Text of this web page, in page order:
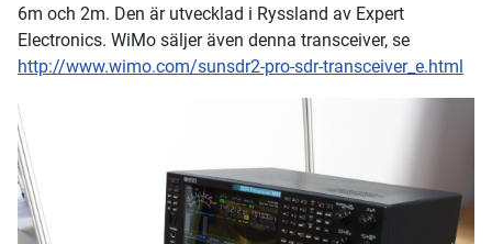
6m och 2m. Den är utvecklad i Ryssland av Expert
Electronics. WiMo säljer även denna transceiver, se
http://www.wimo.com/sunsdr2-pro-sdr-transceiver_e.html